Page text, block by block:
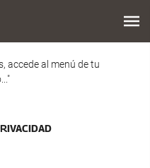
accede al menú de tu